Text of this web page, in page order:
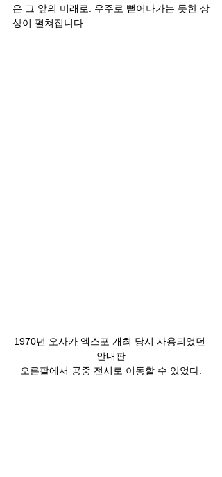
은 그 앞의 미래로. 우주로 뻗어나가는 듯한 상
상이 펼쳐집니다.
1970년 오사카 엑스포 개최 당시 사용되었던
안내판
오른팔에서 공중 전시로 이동할 수 있었다.